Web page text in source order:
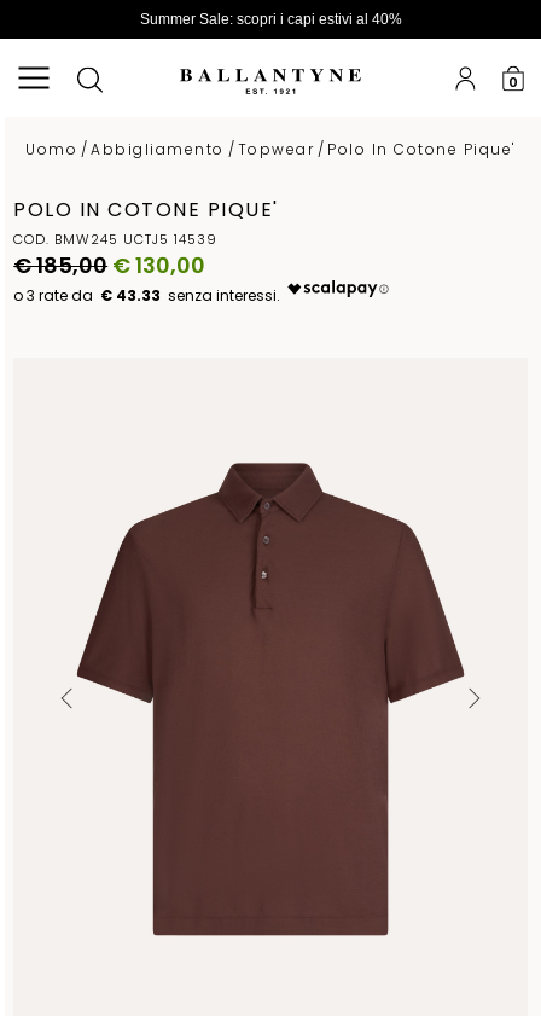
Summer Sale: scopri i capi estivi al 40%
0
Uomo /Abbigliamento /Topwear / Polo In Cotone Pique'
POLO IN COTONE PIQUE'
COD. BMW245 UCTJ5 14539
€ 185,00€ 130,00
€ 43.33